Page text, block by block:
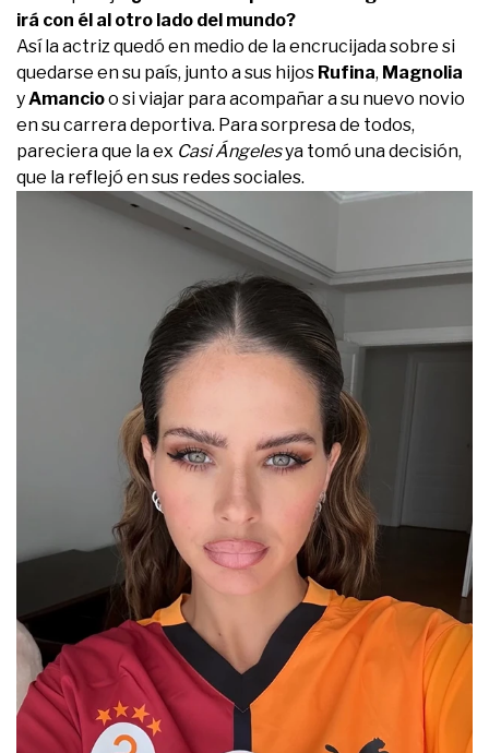
irá con él al otro lado del mundo?
Así la actriz quedó en medio de la encrucijada sobre si
quedarse en su país, junto a sus hijos Rufina, Magnolia
y Amancioo si viajar para acompañar a su nuevo novio
en su carrera deportiva. Para sorpresa de todos,
pareciera que la ex Casi Ángelesya tomó una decisión,
que la reflejó en sus redes sociales.